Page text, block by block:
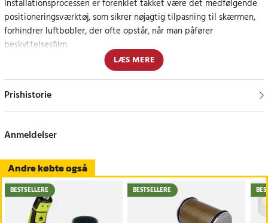
Installationsprocessen er forenklet takket være det medfølgende
positioneringsværktøj, som sikrer nøjagtig tilpasning til skærmen,
forhindrer luftbobler, der ofte opstår, når man påfører
beskyttelsesfilm.
De vigtigste fordele ved beskyttelsesfilmen
Wozinsky Invisible Film omfatter:
Giver mulighed for præcis installation, selv på en foldbar skærm.
Placeringsværktøjet garanterer en perfekt, boblefri pasform.
skærm med en fleksibel struktur.
ridsefasthed på 3H.
Kompatibel med forskellige typer etuier på grund af det tynde
design.
Høj modstandsdygtighed over for fingeraftryk med en oleofobisk
funktion.
LÆS MERE
Prishistorie
Anmeldelser
Andre købte også
BESTSELLERE BESTSELLERE